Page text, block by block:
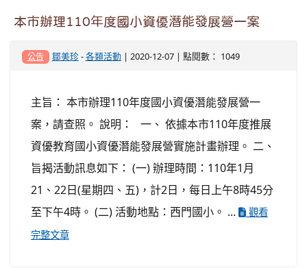
本市辦理110年度國小資優潛能發展營一案
公告 鄒美珍-各類活動 | 2020-12-07 | 點閱數： 1049
主旨： 本市辦理110年度國小資優潛能發展營一
案，請查照。 說明： 一、 依據本市110年度推展
資優教育國小資優潛能發展營實施計畫辦理。 二、
旨揭活動訊息如下： (一) 辦理時間：110年1月
21、22日(星期四、五)，計2日，每日上午8時45分
至下午4時。 (二) 活動地點：西門國小。 ...
觀看
完整文章